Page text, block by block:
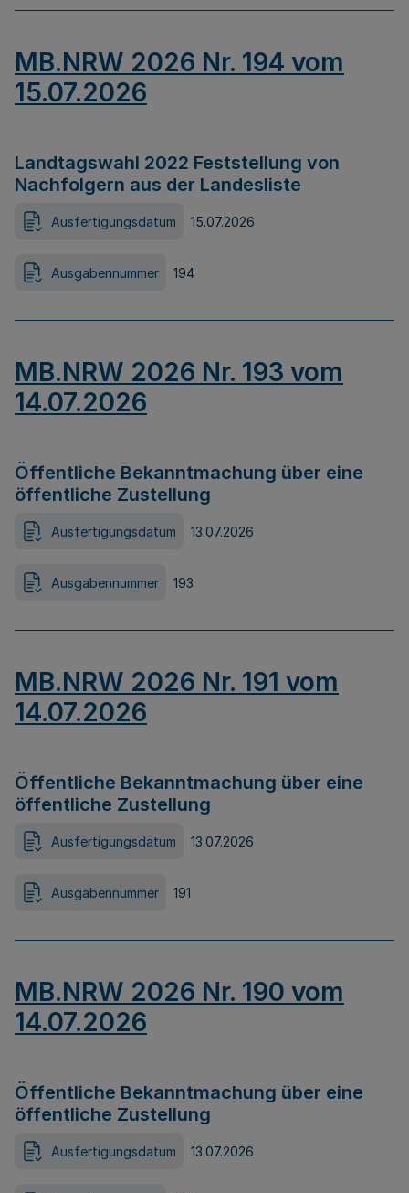
MB.NRW 2026 Nr. 194 vom
15.07.2026
Landtagswahl 2022 Feststellung von
Nachfolgern aus der Landesliste
Ausfertigungsdatum 15.07.2026
Ausgabennummer 194
MB.NRW 2026 Nr. 193 vom
14.07.2026
Öffentliche Bekanntmachung über eine
öffentliche Zustellung
Ausfertigungsdatum 13.07.2026
Ausgabennummer 193
MB.NRW 2026 Nr. 191 vom
14.07.2026
Öffentliche Bekanntmachung über eine
öffentliche Zustellung
Ausfertigungsdatum 13.07.2026
Ausgabennummer 191
MB.NRW 2026 Nr. 190 vom
14.07.2026
Öffentliche Bekanntmachung über eine
öffentliche Zustellung
Ausfertigungsdatum 13.07.2026